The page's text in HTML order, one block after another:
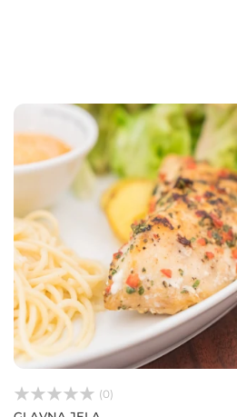


 (0)